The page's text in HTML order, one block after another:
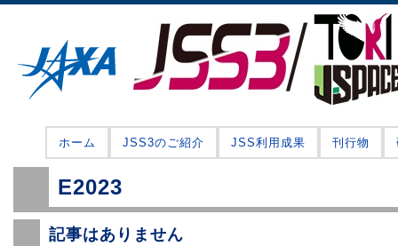
ホーム JSS3のご紹介 JSS利用成果 刊行物
E2023
記事はありません